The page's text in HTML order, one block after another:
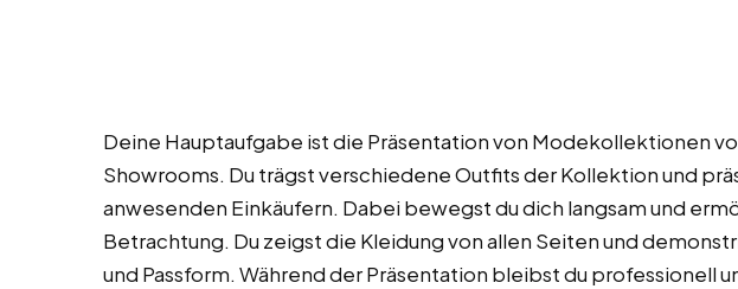
Deine Hauptaufgabe ist die Präsentation von Modekollektionen
Showrooms. Du trägst verschiedene Outfits der Kollektion und
anwesenden Einkäufern. Dabei bewegst du dich langsam und
Betrachtung. Du zeigst die Kleidung von allen Seiten und
und Passform. Während der Präsentation bleibst du professionell